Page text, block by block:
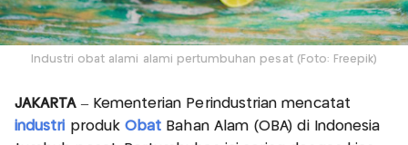
Industri obat alami alami pertumbuhan pesat (Foto: Freepik)
JAKARTA– Kementerian Perindustrian mencatat
industri produkObat Bahan Alam (OBA) di Indonesia